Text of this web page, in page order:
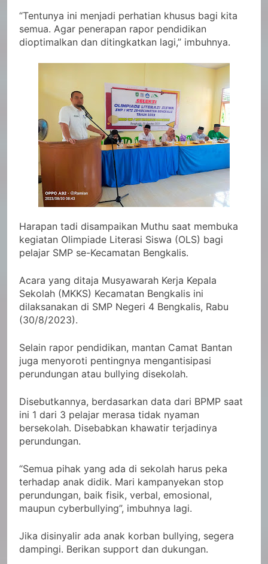
“Tentunya ini menjadi perhatian khusus bagi kita
semua. Agar penerapan rapor pendidikan
dioptimalkan dan ditingkatkan lagi,” imbuhnya.
Harapan tadi disampaikan Muthu saat membuka
kegiatan Olimpiade Literasi Siswa (OLS) bagi
pelajar SMP se-Kecamatan Bengkalis.
Acara yang ditaja Musyawarah Kerja Kepala
Sekolah (MKKS) Kecamatan Bengkalis ini
dilaksanakan di SMP Negeri 4 Bengkalis, Rabu
(30/8/2023).
Selain rapor pendidikan, mantan Camat Bantan
juga menyoroti pentingnya mengantisipasi
perundungan atau bullying disekolah.
Disebutkannya, berdasarkan data dari BPMP saat
ini 1 dari 3 pelajar merasa tidak nyaman
bersekolah. Disebabkan khawatir terjadinya
perundungan.
“Semua pihak yang ada di sekolah harus peka
terhadap anak didik. Mari kampanyekan stop
perundungan, baik fisik, verbal, emosional,
maupun cyberbullying”, imbuhnya lagi.
Jika disinyalir ada anak korban bullying, segera
dampingi. Berikan support dan dukungan.